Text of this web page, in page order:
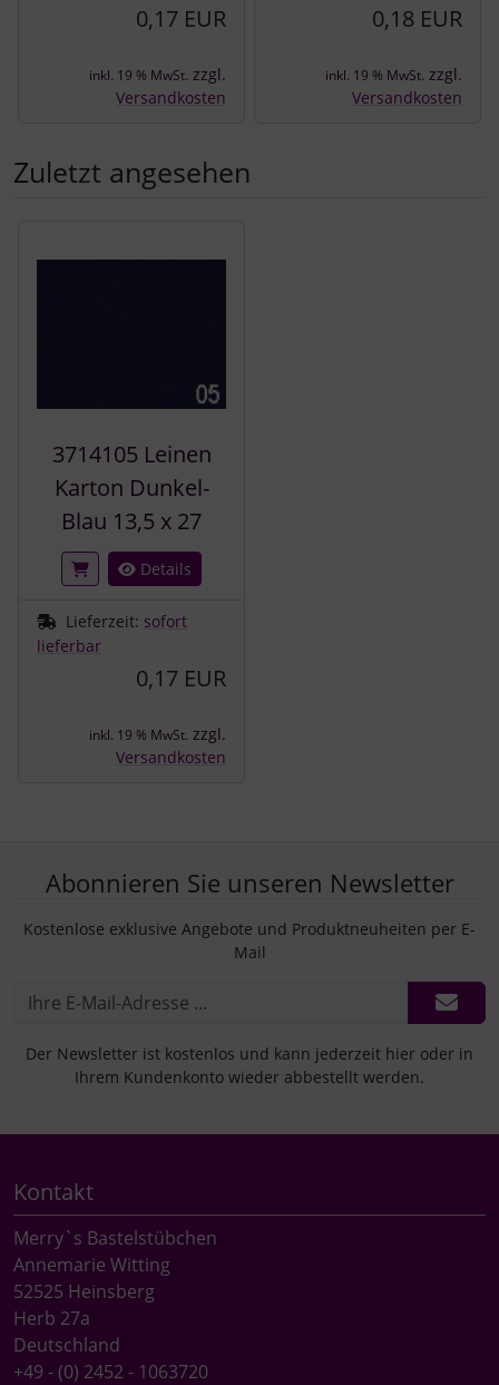
0,17 EUR
inkl. 19 % MwSt. zzgl.
Versandkosten
0,18 EUR
inkl. 19 % MwSt. zzgl.
Versandkosten
Zuletzt angesehen
3714105 Leinen
Karton Dunkel-
Blau 13,5 x 27
Details
Lieferzeit: sofort
lieferbar
0,17 EUR
inkl. 19 % MwSt. zzgl.
Versandkosten
Abonnieren Sie unseren Newsletter
Kostenlose exklusive Angebote und Produktneuheiten per E-
Mail
Der Newsletter ist kostenlos und kann jederzeit hier oder in
Ihrem Kundenkonto wieder abbestellt werden.
Kontakt
Merry`s Bastelstübchen
Annemarie Witting
52525 Heinsberg
Herb 27a
Deutschland
+49 - (0) 2452 - 1063720